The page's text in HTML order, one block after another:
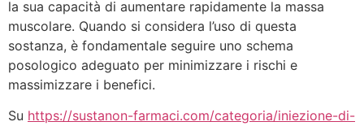
la sua capacità di aumentare rapidamente la massa
muscolare. Quando si considera l’uso di questa
sostanza, è fondamentale seguire uno schema
posologico adeguato per minimizzare i rischi e
massimizzare i benefici.
Su https://sustanon-farmaci.com/categoria/iniezione-di-